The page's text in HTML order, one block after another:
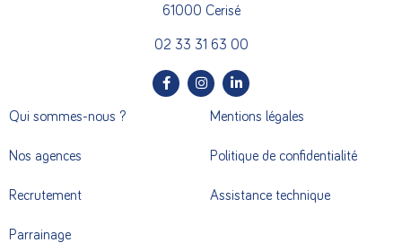
61000 Cerisé
02 33 31 63 00
Qui sommes-nous ?
Nos agences
Recrutement
Parrainage
Mentions légales
Politique de confidentialité
Assistance technique